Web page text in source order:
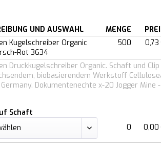
UND AUSWAHL MENGE
Kugelschreiber Organic
Rot 3634
500 0,73
Druckkugelschreiber Organic. Schaft und
biobasierendem Werkstoff
Dokumentenechte x-20 Jogger Mine
Schaft
0
0,00